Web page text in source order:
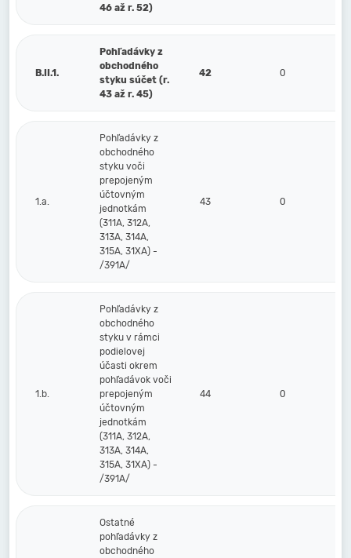
46 až r. 52)
B.II.1.
Pohľadávky z
obchodného
styku súčet (r.
43 až r. 45)
42 0
1.a.
Pohľadávky z
obchodného
styku voči
prepojeným
účtovným
jednotkám
(311A, 312A,
313A, 314A,
315A, 31XA) -
/391A/
43 0
1.b.
Pohľadávky z
obchodného
styku v rámci
podielovej
účasti okrem
pohľadávok voči
prepojeným
účtovným
jednotkám
(311A, 312A,
313A, 314A,
315A, 31XA) -
/391A/
44 0
Ostatné
pohľadávky z
obchodného